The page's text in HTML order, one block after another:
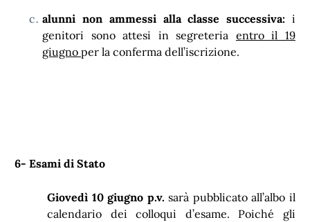
alunni non ammessi alla classe successiva: i
genitori sono attesi in segreteria entro il 19
giugno per la conferma dell’iscrizione.
6- Esami di Stato
Giovedì 10 giugno p.v.sarà pubblicato all’albo il
calendario dei colloqui d’esame. Poiché gli